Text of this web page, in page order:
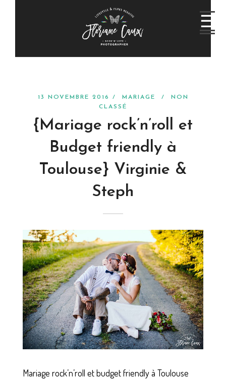
13 NOVEMBRE 2016 / MARIAGE /
NON
CLASSÉ
{Mariage rock’n’roll et
Budget friendly à
Toulouse} Virginie &
Steph
Mariage rock’n’roll et budget friendly à Toulouse